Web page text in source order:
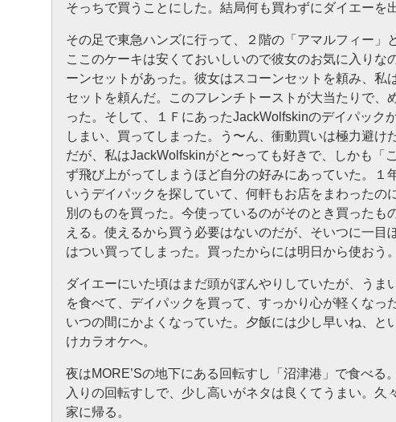
そっちで買うことにした。結局何も買わずにダイエーを
その足で東急ハンズに行って、２階の「アマルフィー」
ここのケーキは安くておいしいので彼女のお気に入りな
ーンセットがあった。彼女はスコーンセットを頼み、私
セットを頼んだ。このフレンチトーストが大当たりで、
った。そして、１ＦにあったJackWolfskinのデイパック
しまい、買ってしまった。う〜ん、衝動買いは極力避け
だが、私はJackWolfskinがと〜っても好きで、しかも「
ず飛び上がってしまうほど自分の好みにあっていた。１
いうデイパックを探していて、何軒もお店をまわったの
別のものを買った。今使っているのがそのとき買ったも
える。使えるから買う必要はないのだが、そいつに一目
はつい買ってしまった。買ったからには明日から使おう
ダイエーにいた頃はまだ頭がぼんやりしていたが、うま
を食べて、デイパックを買って、すっかり心が軽くなっ
いつの間にかよくなっていた。夕飯には少し早いね、と
けカラオケへ。
夜はMORE’Sの地下にある回転すし「沼津港」で食べる
入りの回転すしで、少し高いがネタは良くてうまい。久
家に帰る。